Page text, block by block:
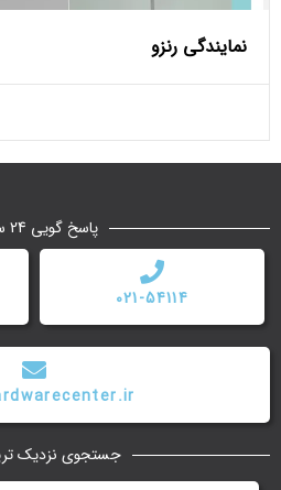
نمایندگی رنزو
پاسخ گویی 24 ساعته
021-54114
جستجوی نزدیک